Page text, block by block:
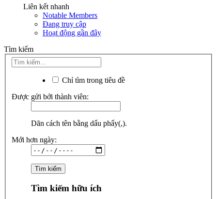
Liên kết nhanh
Notable Members
Đang truy cập
Hoạt động gần đây
Tìm kiếm
Chỉ tìm trong tiêu đề
Được gửi bởi thành viên:
Dãn cách tên bằng dấu phẩy(,).
Mới hơn ngày:
Tìm kiếm hữu ích